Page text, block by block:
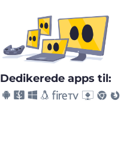
Dedikerede apps til: